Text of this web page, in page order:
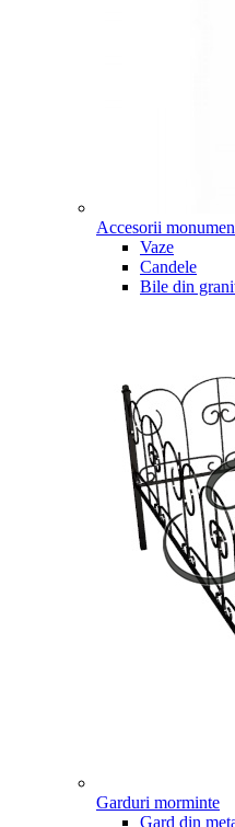
Accesorii
Vaze
Candele
Bile din
Garduri morminte
Gard din